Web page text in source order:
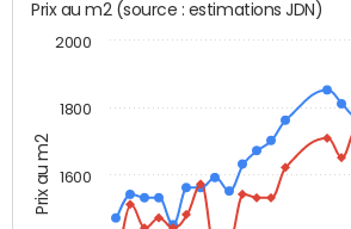
Prix au m2
Prix au m2 (source : estimations JDN)
1600
1800
2000